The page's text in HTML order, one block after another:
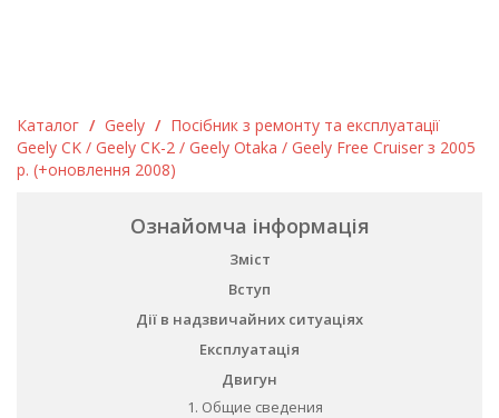
Каталог / Geely / Посібник з ремонту та експлуатації
Geely CK / Geely CK-2 / Geely Otaka / Geely Free Cruiser з 2005
р. (+оновлення 2008)
Ознайомча інформація
Зміст
Вступ
Дії в надзвичайних ситуаціях
Експлуатація
Двигун
1. Общие сведения